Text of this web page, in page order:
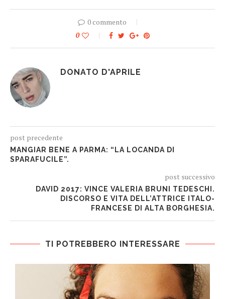
0 commento
0
DONATO D'APRILE
post precedente
MANGIAR BENE A PARMA: “LA LOCANDA DI
SPARAFUCILE”.
post successivo
DAVID 2017: VINCE VALERIA BRUNI TEDESCHI.
DISCORSO E VITA DELL’ATTRICE ITALO-
FRANCESE DI ALTA BORGHESIA.
TI POTREBBERO INTERESSARE